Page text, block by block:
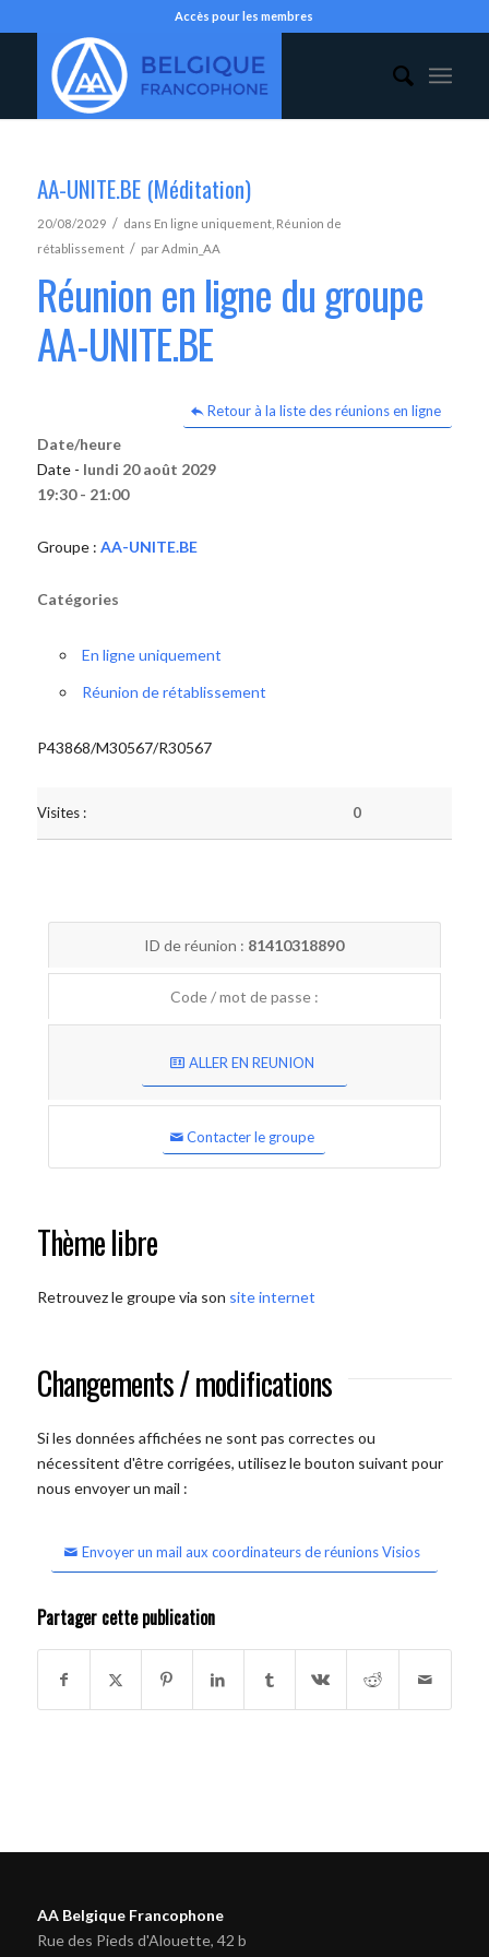
Accès pour les membres
AA-UNITE.BE (Méditation)
20/08/2029 / dans En ligne uniquement, Réunion de
rétablissement / parAdmin_AA
Réunion en ligne du groupe
AA-UNITE.BE
Retour à la liste des réunions en ligne
Date/heure
Date - lundi 20 août 2029
19:30 - 21:00
Groupe : AA-UNITE.BE
Catégories
En ligne uniquement
Réunion de rétablissement
P43868/M30567/R30567
Visites : 0
ID de réunion : 81410318890
Code / mot de passe :
ALLER EN REUNION
Contacter le groupe
Thème libre
Retrouvez le groupe via son site internet
Changements / modifications
Si les données affichées ne sont pas correctes ou
nécessitent d'être corrigées, utilisez le bouton suivant pour
nous envoyer un mail :
Envoyer un mail aux coordinateurs de réunions Visios
Partager cette publication
AA Belgique Francophone
Rue des Pieds d'Alouette, 42 b